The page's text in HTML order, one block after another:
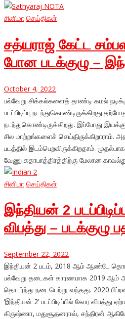
சினிமா செய்திகள்
சத்யராஜ் கேட்ட
போன படக்குழு –
October 4, 2022
பல்வேறு சிக்கல்களைத் தாண்டி கமல்
படப்பிடிப்பு
நடந்துகொண்டிருக்கிறது. இப்போது
சில மாற்றங்களைச் செய்திருக்கிறாராம்.
படத்தில் இடம்பெறவிருக்கிறதாம்.
வேணு கதாபாத்திரத்திற்கு மேலான
சினிமா செய்திகள்
இந்தியன் 2
விபத்து – படக்குழு
September 22, 2022
இந்தியன் 2 படம், 2018 ஆம் ஆண்டே
பல்வேறு தடைகள் காரணமாக 2019 ஆம்
தொடர்ந்து நடைபெற்று வந்தது. 2020
‘இந்தியன் 2’ படப்பிடிப்பில் கோர விபத்து
கிருஷ்ணா, மதுசூதனராவ், சந்திரன்